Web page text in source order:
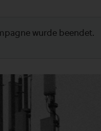
wurde beendet.